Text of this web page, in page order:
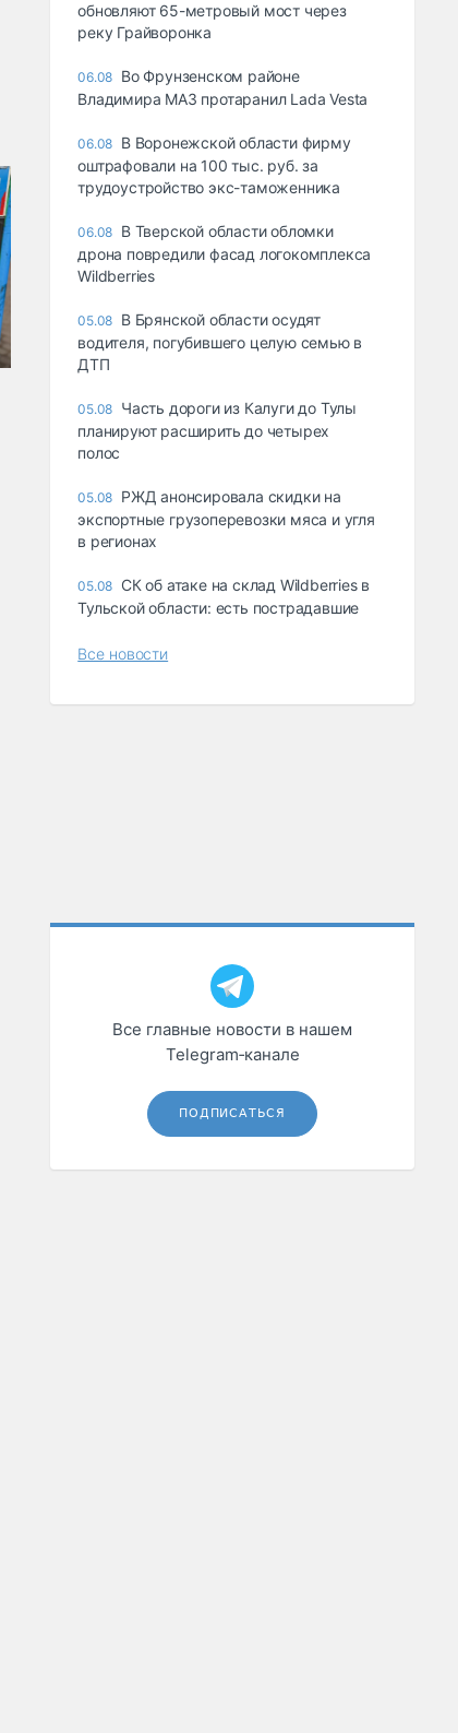
обновляют 65-метровый мост через
реку Грайворонка
06.08 Во Фрунзенском районе
Владимира МАЗ протаранил Lada Vesta
06.08 В Воронежской области фирму
оштрафовали на 100 тыс. руб. за
трудоустройство экс-таможенника
06.08 В Тверской области обломки
дрона повредили фасад логокомплекса
Wildberries
05.08 В Брянской области осудят
водителя, погубившего целую семью в
ДТП
05.08 Часть дороги из Калуги до Тулы
планируют расширить до четырех
полос
05.08 РЖД анонсировала скидки на
экспортные грузоперевозки мяса и угля
в регионах
05.08 СК об атаке на склад Wildberries в
Тульской области: есть пострадавшие
Все новости
Все главные новости в нашем
Telegram‑канале
ПОДПИСАТЬСЯ